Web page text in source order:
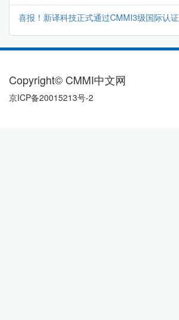
喜报！新译科技正式通过CMMI3级国际认证
Copyright© CMMI中文网
京ICP备20015213号-2